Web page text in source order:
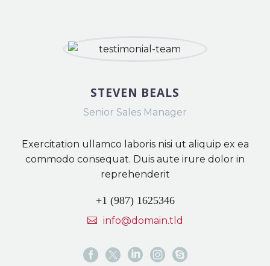
STEVEN BEALS
Senior Sales Manager
Exercitation ullamco laboris nisi ut aliquip ex ea
commodo consequat. Duis aute irure dolor in
reprehenderit
+1 (987) 1625346
info@domain.tld